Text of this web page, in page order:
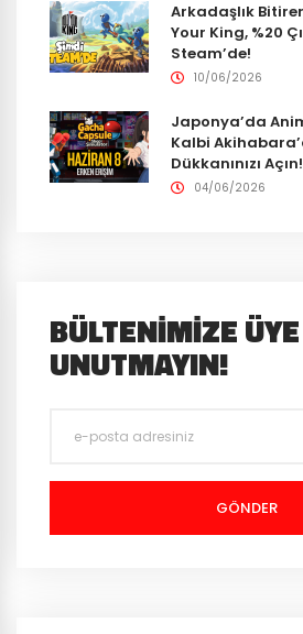
Arkadaşlık
Your King, %20
Steam’de!
10/06/2026
Japonya’da
Kalbi
Dükkanınızı Açın!
04/06/2026
BÜLTENIMIZE
UNUTMAYIN!